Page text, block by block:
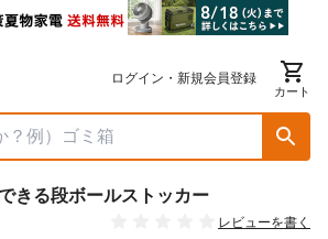
ログイン・新規会員登録
カート
きる段ボールストッカー
レビューを書く